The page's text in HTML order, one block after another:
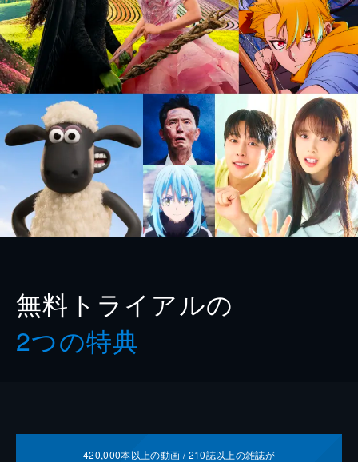
無料トライアルの
2つの特典
420,000本以上の動画 /210誌以上の雑誌が